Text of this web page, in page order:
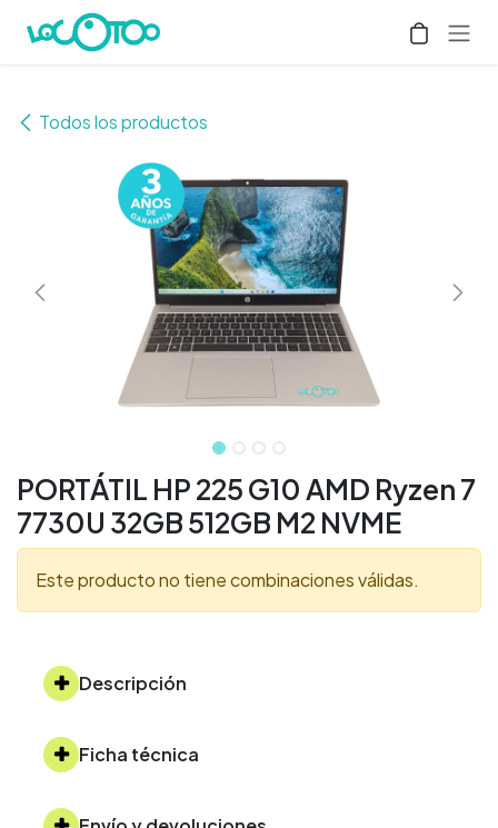
Ir al contenido
Todos los productos
PORTÁTIL HP 225 G10 AMD Ryzen 7
7730U 32GB 512GB M2 NVME
Este producto no tiene combinaciones válidas.
Descripción
Ficha técnica